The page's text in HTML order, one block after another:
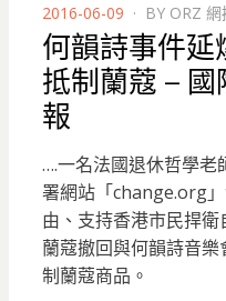
POSTED
ON
2016-06-09 BY ORZ 網
何韻詩事件延
抵制蘭蔻 –
報
….一名法國退休哲學
署網站「change.org
由、支持香港市民捍
蘭蔻撤回與何韻詩音
制蘭蔻商品。